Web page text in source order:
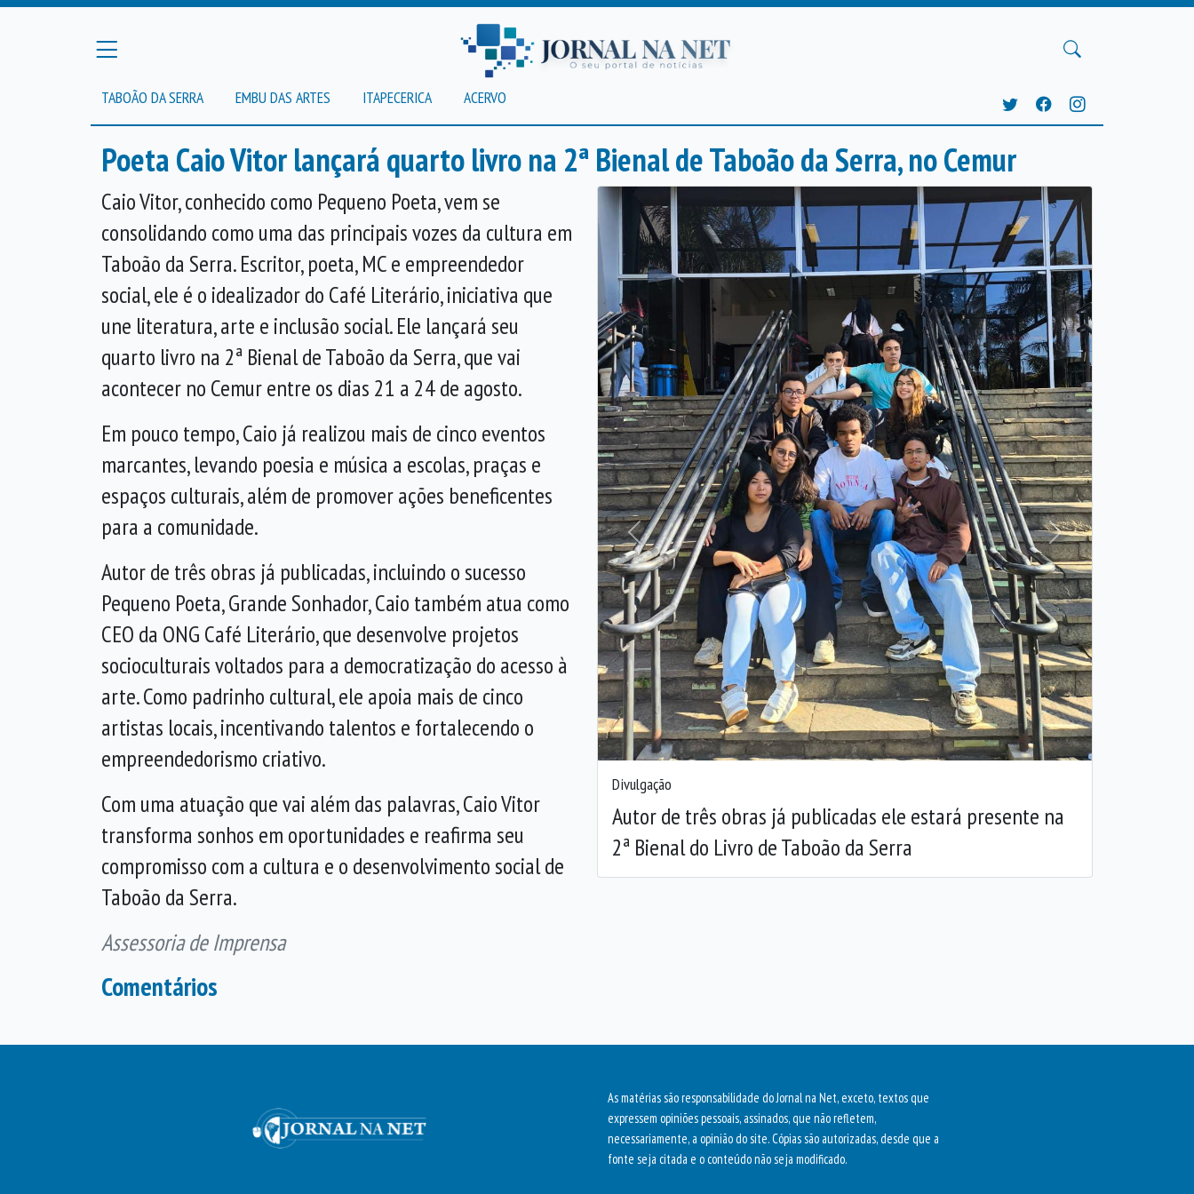
TABOÃO DA SERRA EMBU DAS ARTES ITAPECERICA ACERVO
Poeta Caio Vitor lançará quarto livro na 2ª Bienal de Taboão da Serra, no Cemur
Divulgação
Autor de três obras já publicadas ele estará presente na
2ª Bienal do Livro de Taboão da Serra
Anterior Próxima
Caio Vitor, conhecido como Pequeno Poeta, vem se
consolidando como uma das principais vozes da cultura em
Taboão da Serra. Escritor, poeta, MC e empreendedor
social, ele é o idealizador do Café Literário, iniciativa que
une literatura, arte e inclusão social. Ele lançará seu
quarto livro na 2ª Bienal de Taboão da Serra, que vai
acontecer no Cemur entre os dias 21 a 24 de agosto.
Em pouco tempo, Caio já realizou mais de cinco eventos
marcantes, levando poesia e música a escolas, praças e
espaços culturais, além de promover ações beneficentes
para a comunidade.
Autor de três obras já publicadas, incluindo o sucesso
Pequeno Poeta, Grande Sonhador, Caio também atua como
CEO da ONG Café Literário, que desenvolve projetos
socioculturais voltados para a democratização do acesso à
arte. Como padrinho cultural, ele apoia mais de cinco
artistas locais, incentivando talentos e fortalecendo o
empreendedorismo criativo.
Com uma atuação que vai além das palavras, Caio Vitor
transforma sonhos em oportunidades e reafirma seu
compromisso com a cultura e o desenvolvimento social de
Taboão da Serra.
Assessoria de Imprensa
Comentários
As matérias são responsabilidade do Jornal na Net, exceto, textos que
expressem opiniões pessoais, assinados, que não refletem,
necessariamente, a opinião do site. Cópias são autorizadas, desde que a
fonte seja citada e o conteúdo não seja modificado.